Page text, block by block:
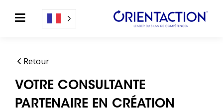
Retour
VOTRE CONSULTANTE
PARTENAIRE EN CRÉATION